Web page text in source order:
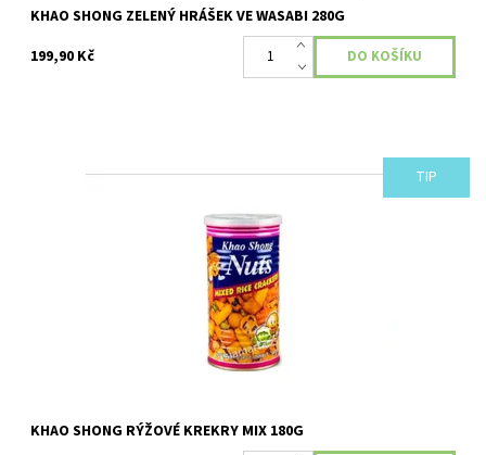
KHAO SHONG ZELENÝ HRÁŠEK VE WASABI 280G
199,90 Kč
TIP
Khao Shong Rýžové Krekry MIX 180g Pochutina nejen k Vašim
oslavám a chvilkám pohody.
KHAO SHONG RÝŽOVÉ KREKRY MIX 180G